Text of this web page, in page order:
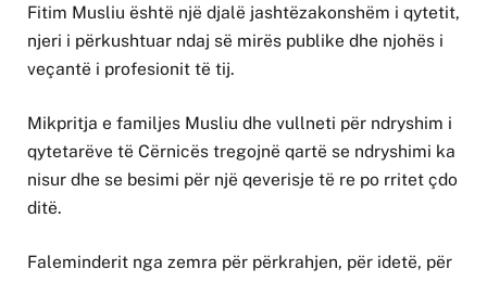
Fitim Musliu është një djalë jashtëzakonshëm i qytetit,
njeri i përkushtuar ndaj së mirës publike dhe njohës i
veçantë i profesionit të tij.
Mikpritja e familjes Musliu dhe vullneti për ndryshim i
qytetarëve të Cërnicës tregojnë qartë se ndryshimi ka
nisur dhe se besimi për një qeverisje të re po rritet çdo
ditë.
Faleminderit nga zemra për përkrahjen, për idetë, për